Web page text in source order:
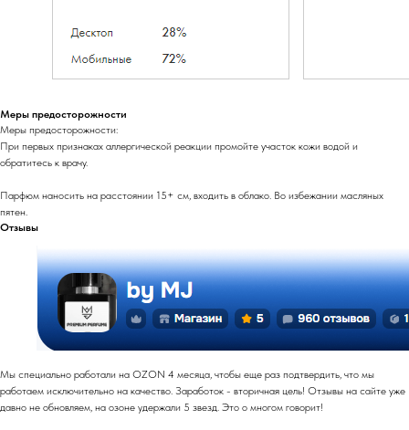
Меры предосторожности
Меры предосторожности:
При первых признаках аллергической реакции промойте участок кожи водой и
обратитесь к врачу.
Парфюм наносить на расстоянии 15+ см, входить в облако. Во избежании масляных
пятен.
Отзывы
Мы специально работали на OZON 4 месяца, чтобы еще раз подтвердить, что мы
работаем исключительно на качество. Заработок - вторичная цель! Отзывы на сайте уже
давно не обновляем, на озоне удержали 5 звезд. Это о многом говорит!